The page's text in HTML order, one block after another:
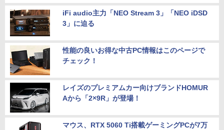
iFi audio主力「NEO Stream 3」「NEO iDSD
3」に迫る
性能の良いお得な中古PC情報はこのページで
チェック！
レイズのプレミアムカー向けブランドHOMUR
Aから「2×9R」が登場！
マウス、RTX 5060 Ti搭載ゲーミングPCが7万